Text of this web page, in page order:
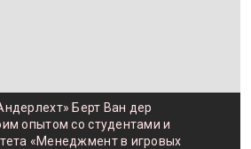
Берт Ван дер
опытом со студентами и
«Менеджмент в игровых